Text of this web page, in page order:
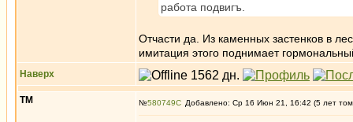
работа подвигъ.
Отчасти да. Из каменных застенков в
имитация этого поднимает
Наверх
ТМ №580749 Добавлено: Ср 16 Июн 21, 16:42 (5 лет